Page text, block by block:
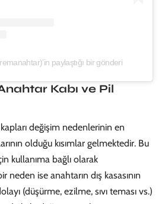
paylaştığı bir gönderi
Kabı ve Pil
değişim nedenlerinin en
olduğu kısımlar gelmektedir. Bu
kullanıma bağlı olarak
neden ise anahtarın dış kasasının
(düşürme, ezilme, sıvı teması vs.)